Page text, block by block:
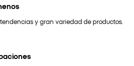
y gran variedad de productos.